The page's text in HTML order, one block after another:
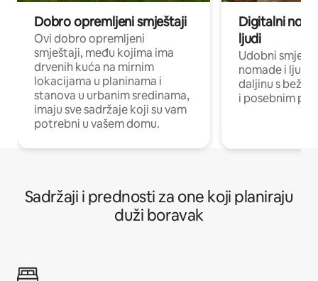
Dobro opremljeni smještaji
Ovi dobro opremljeni
smještaji, među kojima ima
drvenih kuća na mirnim
lokacijama u planinama i
stanova u urbanim sredinama,
imaju sve sadržaje koji su vam
potrebni u vašem domu.
Digitalni
ljudi
Udobni
nomade i ljude
daljinu s
i posebnim
Sadržaji i prednosti za one koji planiraju
duži boravak